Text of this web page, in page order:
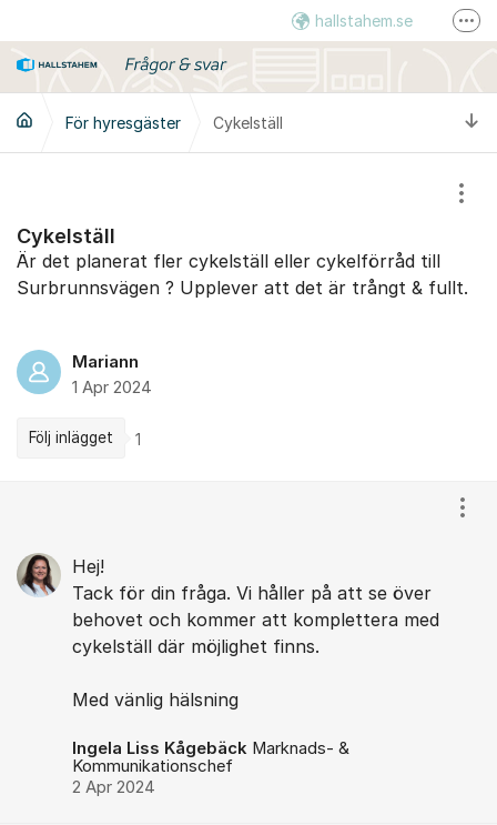
hallstahem.se
För hyresgäster Cykelställ
Cykelställ
Är det planerat fler cykelställ eller cykelförråd till
Surbrunnsvägen ? Upplever att det är trångt & fullt.
Mariann
1 Apr 2024
Följ inlägget 1
Hej!
Tack för din fråga. Vi håller på att se över
behovet och kommer att komplettera med
cykelställ där möjlighet finns.
Med vänlig hälsning
Ingela Liss Kågebäck Marknads- &
Kommunikationschef
2 Apr 2024